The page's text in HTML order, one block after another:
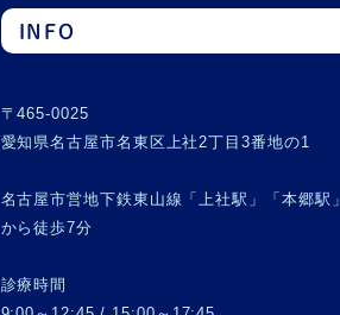
INFO
〒465-0025
愛知県名古屋市名東区上社2丁目3番地の1
名古屋市営地下鉄東山線「上社駅」「本郷駅」
から徒歩7分
診療時間